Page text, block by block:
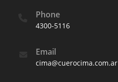
Phone
4300-5116
Email
cima@cuerocima.com.ar